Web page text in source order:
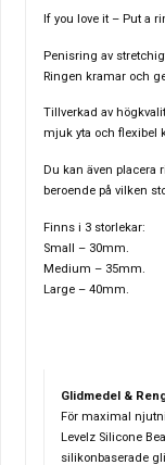
If you love it – Put a
Penisring av
Ringen kramar och
Tillverkad av
mjuk yta och flexibel
Du kan även placera
beroende på vilken
Finns i 3 storlekar:
Small – 30mm.
Medium – 35mm.
Large – 40mm.
Glidmedel &
För maximal
Levelz Silicone
silikonbaserade